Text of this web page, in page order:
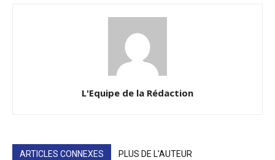
L'Equipe de la Rédaction
ARTICLES CONNEXES PLUS DE L'AUTEUR